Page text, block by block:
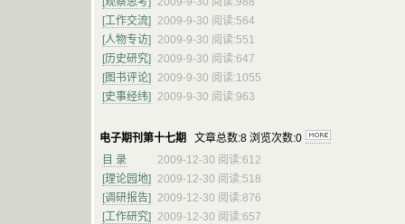
[工作交流] 2009-9-30 阅读:564
[人物专访] 2009-9-30 阅读:551
[历史研究] 2009-9-30 阅读:647
[图书评论] 2009-9-30 阅读:1055
[史事经纬] 2009-9-30 阅读:963
电子期刊第十七期 文章总数:8 浏览次数:0
目 录
2009-12-30 阅读:612
[理论园地] 2009-12-30 阅读:518
[调研报告] 2009-12-30 阅读:876
[工作研究] 2009-12-30 阅读:657